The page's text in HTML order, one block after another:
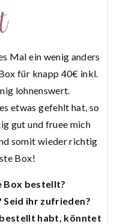
Mal ein wenig anders
für knapp 40€ inkl.
lohnenswert.
etwas gefehlt hat, so
gut und fruee mich
somit wieder richtig
Box!
Box bestellt?
ihr zufrieden?
habt, könntet